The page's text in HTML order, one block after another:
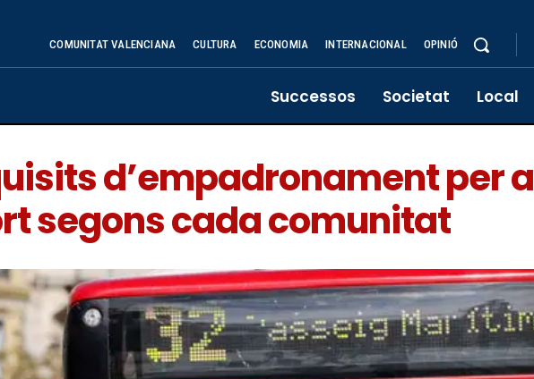
COMUNITAT VALENCIANA CULTURA ECONOMIA INTERNACIONAL OPINIÓ
Successos Societat Local
d’empadronament per a
segons cada comunitat